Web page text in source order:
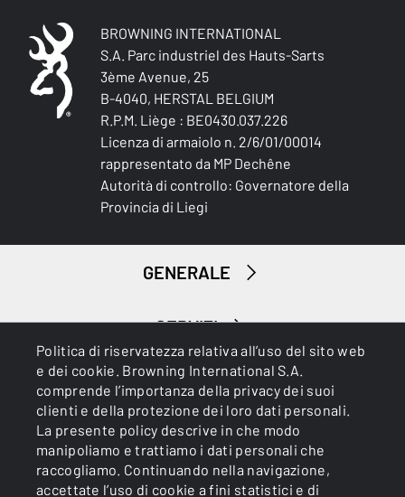
Politica di riservatezza relativa all’uso del sito web
e dei cookie. Browning International S.A.
comprende l’importanza della privacy dei suoi
clienti e della protezione dei loro dati personali.
La presente policy descrive in che modo
manipoliamo e trattiamo i dati personali che
raccogliamo. Continuando nella navigazione,
accettate l’uso di cookie a fini statistici e di
BROWNING INTERNATIONAL
S.A. Parc industriel des Hauts-Sarts
3ème Avenue, 25
B-4040, HERSTAL BELGIUM
R.P.M. Liège : BE0430.037.226
Licenza di armaiolo n. 2/6/01/00014
rappresentato da MP Dechêne
Autorità di controllo: Governatore della
Provincia di Liegi
GENERALE
SERVIZI
Cookies Informativa sulla privacy